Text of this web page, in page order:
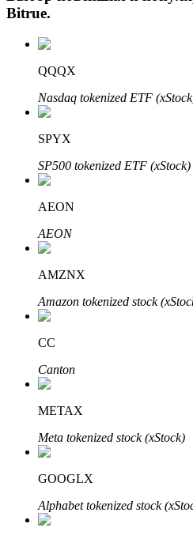
Получите долгосрочную
Изучите стейкинг
Узнайте о пассивном доходе
Bitrue.
QQQX
Nasdaq tokenized ETF
SPYX
SP500 tokenized ETF (xStock)
AEON
AEON
AMZNX
Amazon tokenized stock
CC
Canton
METAX
Meta tokenized stock (xStock)
GOOGLX
Alphabet tokenized stock